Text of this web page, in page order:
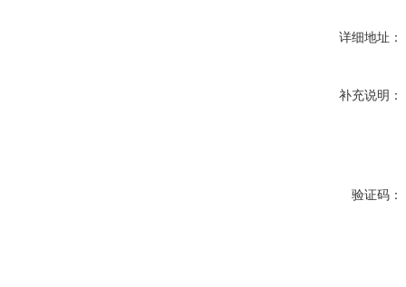
详细地址：
补充说明：
验证码：